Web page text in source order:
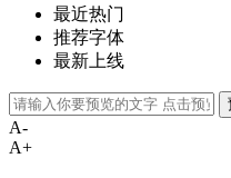
最近热门
推荐字体
最新上线
A-
A+